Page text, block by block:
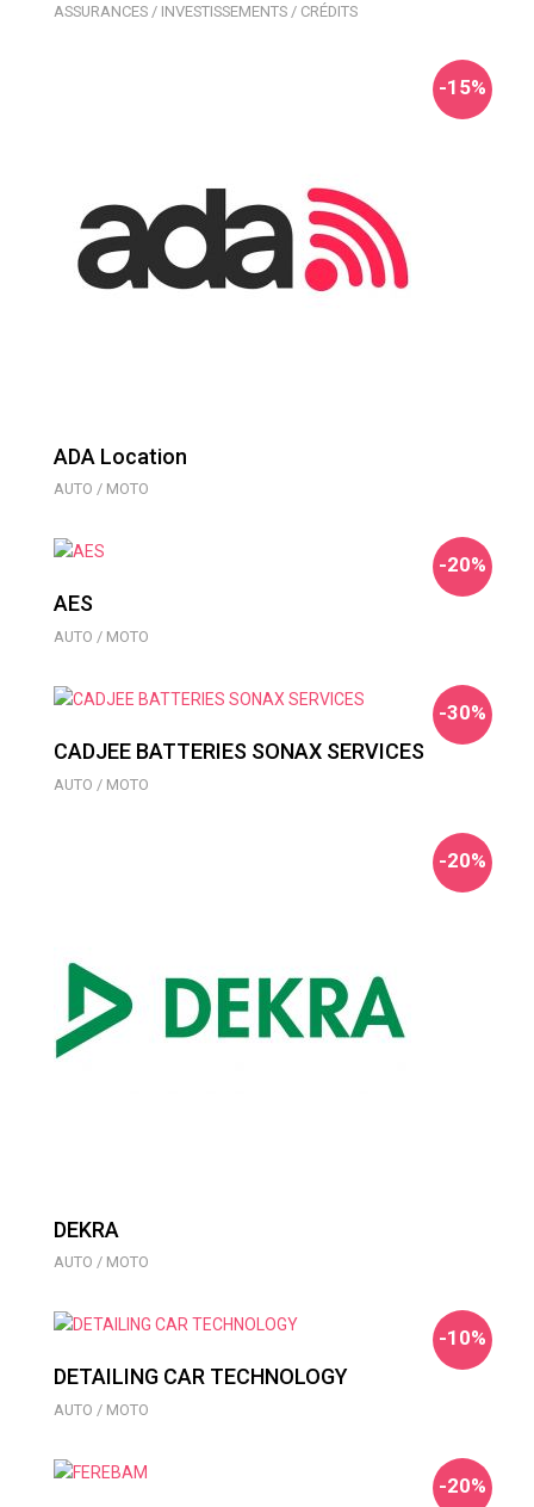
ASSURANCES / INVESTISSEMENTS / CRÉDITS
-15%
ADA Location
AUTO / MOTO
-20%
AES
AUTO / MOTO
-30%
CADJEE BATTERIES SONAX SERVICES
AUTO / MOTO
-20%
DEKRA
AUTO / MOTO
-10%
DETAILING CAR TECHNOLOGY
AUTO / MOTO
-20%